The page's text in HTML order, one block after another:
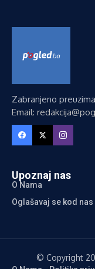
Zabranjeno
Email:
Upoznaj nas
O Nama
Oglašavaj se kod nas
© Copyright